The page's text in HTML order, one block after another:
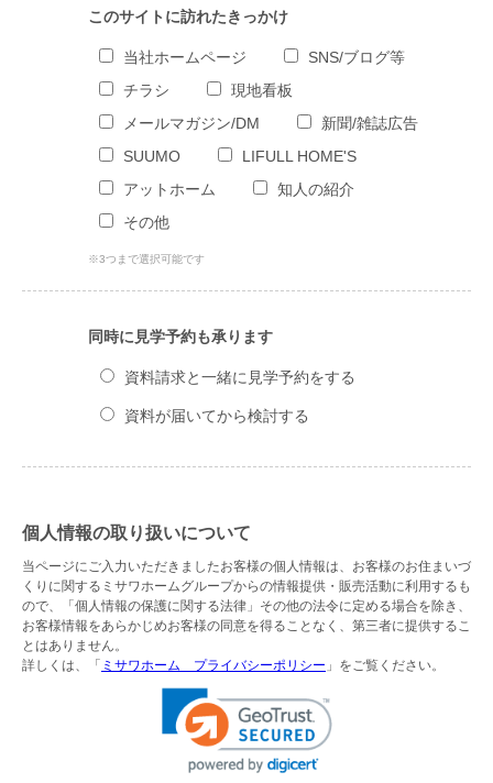
このサイトに訪れたきっかけ
当社ホームページ
SNS/ブログ等
チラシ
現地看板
メールマガジン/DM
新聞/雑誌広告
SUUMO
LIFULL HOME'S
アットホーム
知人の紹介
その他
※3つまで選択可能です
同時に見学予約も承ります
資料請求と一緒に見学予約をする
資料が届いてから検討する
個人情報の取り扱いについて
当ページにご入力いただきましたお客様の個人情報は、お客様のお住まいづ
くりに関するミサワホームグループからの情報提供・販売活動に利用するも
ので、「個人情報の保護に関する法律」その他の法令に定める場合を除き、
お客様情報をあらかじめお客様の同意を得ることなく、第三者に提供するこ
とはありません。
詳しくは、「 ミサワホーム プライバシーポリシー 」をご覧ください。